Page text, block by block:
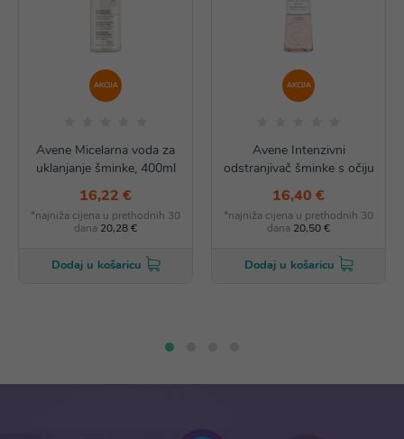
AKCIJA
Avene Micelarna voda za
uklanjanje šminke, 400ml
16,22 €
*najniža cijena u prethodnih 30
dana 20,28 €
Dodaj u košaricu
AKCIJA
Avene Intenzivni
odstranjivač šminke s očiju
16,40 €
*najniža cijena u prethodnih 30
dana 20,50 €
Dodaj u košaricu